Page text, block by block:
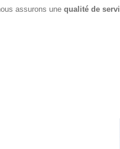
assurons une qualité de